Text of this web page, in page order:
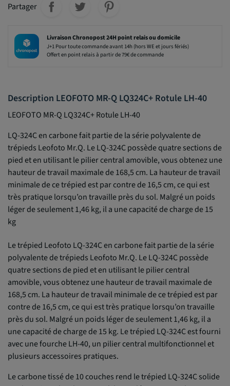
Partager
Livraison Chronopost 24H point relais ou domicile
J+1 Pour toute commande avant 14h (hors WE et jours fériés)
Offert en point relais à partir de 79€ de commande
Description LEOFOTO MR-Q LQ324C+ Rotule LH-40
LEOFOTO MR-Q LQ324C+ Rotule LH-40
LQ-324C en carbone fait partie de la série polyvalente de
trépieds Leofoto Mr.Q. Le LQ-324C possède quatre sections de
pied et en utilisant le pilier central amovible, vous obtenez une
hauteur de travail maximale de 168,5 cm. La hauteur de travail
minimale de ce trépied est par contre de 16,5 cm, ce qui est
très pratique lorsqu’on travaille près du sol. Malgré un poids
léger de seulement 1,46 kg, il a une capacité de charge de 15
kg
Le trépied Leofoto LQ-324C en carbone fait partie de la série
polyvalente de trépieds Leofoto Mr.Q. Le LQ-324C possède
quatre sections de pied et en utilisant le pilier central
amovible, vous obtenez une hauteur de travail maximale de
168,5 cm. La hauteur de travail minimale de ce trépied est par
contre de 16,5 cm, ce qui est très pratique lorsqu’on travaille
près du sol. Malgré un poids léger de seulement 1,46 kg, il a
une capacité de charge de 15 kg. Le trépied LQ-324C est fourni
avec une fourche LH-40, un pilier central multifonctionnel et
plusieurs accessoires pratiques.
Le carbone tissé de 10 couches rend le trépied LQ-324C solide